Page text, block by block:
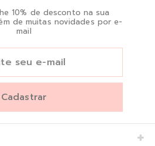
10% de desconto na sua
de muitas novidades por e-
mail